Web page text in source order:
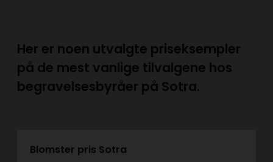
Her er noen utvalgte priseksempler
på de mest vanlige tilvalgene hos
begravelsesbyråer på Sotra.
Blomster pris Sotra